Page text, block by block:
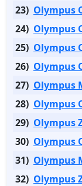
23) Olympus
24) Olympus
25) Olympus
26) Olympus
27) Olympus
28) Olympus
29) Olympus
30) Olympus
31) Olympus
32) Olympus